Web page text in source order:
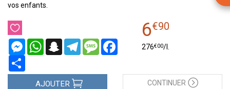
vos enfants.
MessengerWhatsAppSnapchatTelegramMessageFacebook
6€90
276€00/
AJOUTER CONTINUER